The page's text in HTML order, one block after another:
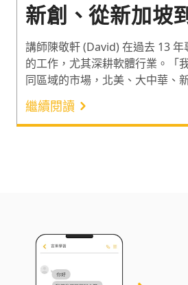
新創、從新加坡
敬軒打造顧問式
為企業與個人創
力
講師陳敬軒 (David) 在過去 13 年
的工作，尤其深耕軟體行業。「
同區域的市場，北美、大中華、
灣軟體人才搖籃 91APP 的馬來西
企業 Salesforce 的大中華市場，
新創 GoFreight 銷售總監的身份
繼續閱讀